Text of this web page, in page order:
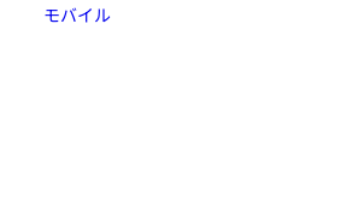
モバイル